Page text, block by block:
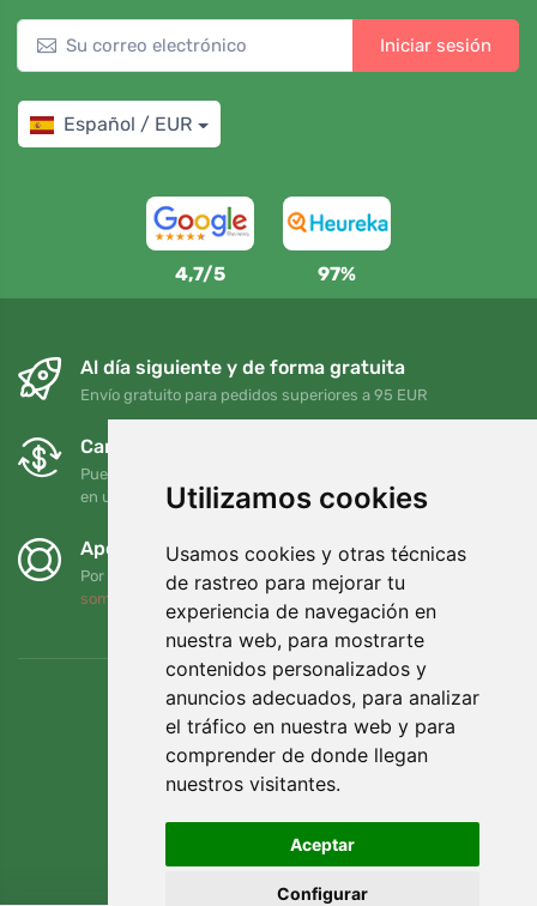
Utilizamos cookies
Usamos cookies y otras técnicas
de rastreo para mejorar tu
experiencia de navegación en
nuestra web, para mostrarte
contenidos personalizados y
anuncios adecuados, para analizar
el tráfico en nuestra web y para
comprender de donde llegan
nuestros visitantes.
Aceptar
Configurar
Iniciar sesión
Español / EUR
4,7/5 97%
Al día siguiente y de forma gratuita
Envío gratuito para pedidos superiores a 95 EUR
Cambios y devoluciones gratuitos
Puede devolver o cambiar su pedido en cualquier momento
en un plazo de 90 días
Apoyamos a Trees.org
Por cada pedido plantamos un árbol. Leer más
somos